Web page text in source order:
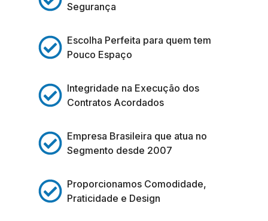
Segurança
Escolha Perfeita para quem tem
Pouco Espaço
Integridade na Execução dos
Contratos Acordados
Empresa Brasileira que atua no
Segmento desde 2007
Proporcionamos Comodidade,
Praticidade e Design